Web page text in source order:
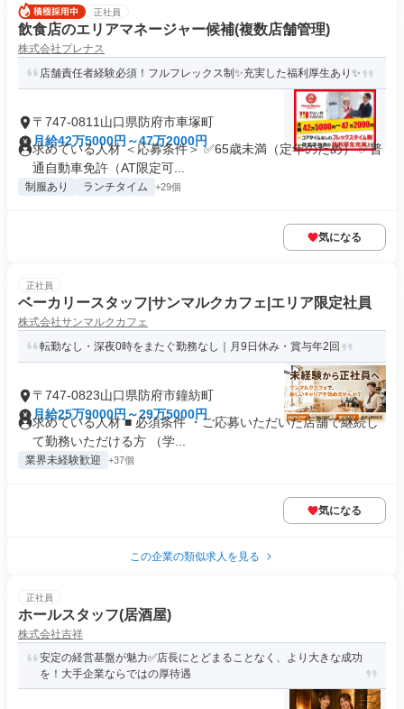
正社員
飲食店のエリアマネージャー候補(複数店舗管理)
株式会社プレナス
店舗責任者経験必須！フルフレックス制✨充実した福利厚生あり✨
〒747-0811山口県防府市車塚町
月給42万5000円～47万2000円
求めている人材 ＜応募条件＞ ✅65歳未満（定年のため） ✅普
通自動車免許（AT限定可...
制服あり ランチタイム +29個
気になる
正社員
ベーカリースタッフ|サンマルクカフェ|エリア限定社員
株式会社サンマルクカフェ
転勤なし・深夜0時をまたぐ勤務なし｜月9日休み・賞与年2回
〒747-0823山口県防府市鐘紡町
月給25万9000円～29万5000円
求めている人材 ■ 必須条件 ・ご応募いただいた店舗で継続し
て勤務いただける方 （学...
業界未経験歓迎 +37個
気になる
この企業の類似求人を見る
正社員
ホールスタッフ(居酒屋)
株式会社吉祥
安定の経営基盤が魅力✅️店長にとどまることなく、より大きな成功
を！大手企業ならではの厚待遇